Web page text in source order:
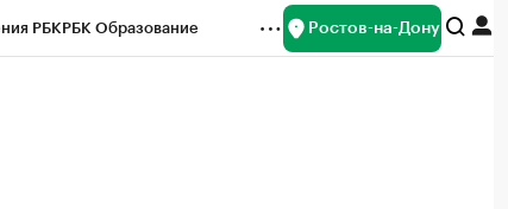
РБКРБК Образование Ростов-на-Дону